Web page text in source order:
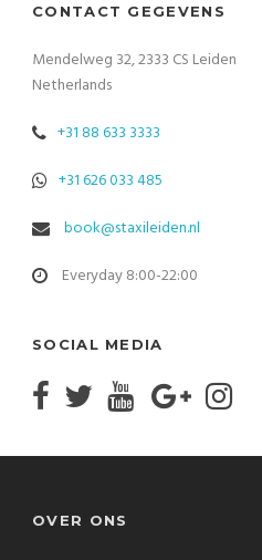
CONTACT GEGEVENS
Mendelweg 32, 2333 CS Leiden
Netherlands
+31 88 633 3333
+31 626 033 485
book@staxileiden.nl
Everyday 8:00-22:00
SOCIAL MEDIA
OVER ONS